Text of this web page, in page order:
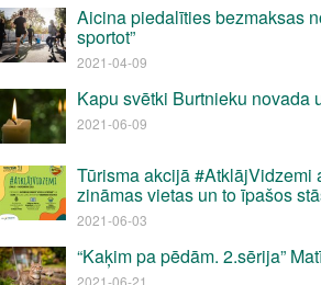
Aicina piedalīties bezmaksas
sportot”
2021-04-09
Kapu svētki Burtnieku novada
2021-06-09
Tūrisma akcijā #AtklājVidzemi
zināmas vietas un to īpašos
2021-06-03
“Kaķim pa pēdām. 2.sērija”
2021-06-21